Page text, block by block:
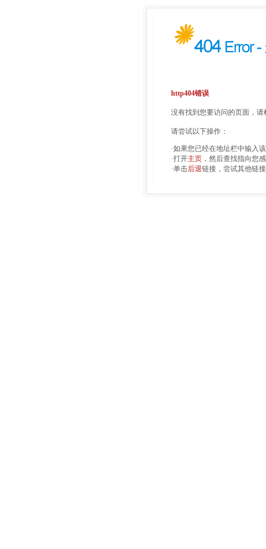
http404错误
没有找到您要访问的页面，
请尝试以下操作：
·如果您已经在地址栏中输入
·打开主页 ，然后查找指向您
·单击后退链接，尝试其他链